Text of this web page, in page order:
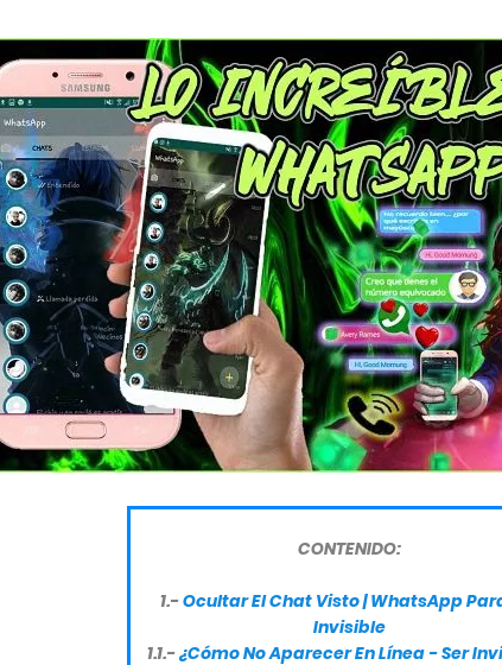
CONTENIDO:
1.-Ocultar El Chat Visto | WhatsApp
Invisible
1.1.-¿Cómo No Aparecer En Línea - Ser